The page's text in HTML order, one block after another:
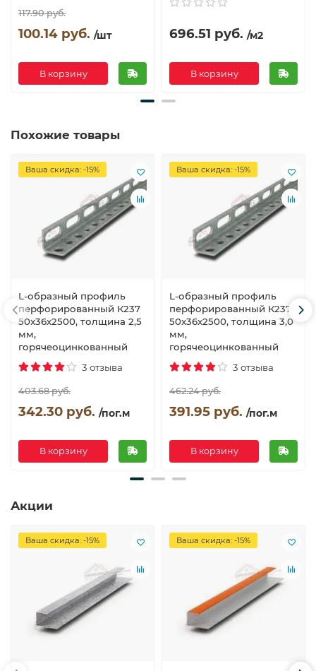
117.90 руб.
100.14 руб. /шт
В корзину
696.51 руб. /м2
В корзину
Похожие товары
Ваша скидка: -15%
L-образный профиль
перфорированный К237
50x36x2500, толщина 2,5
мм,
горячеоцинкованный
3 отзыва
403.68 руб.
342.30 руб. /пог.м
В корзину
Ваша скидка: -15%
L-образный профиль
перфорированный К237
50x36x2500, толщина 3,0
мм,
горячеоцинкованный
3 отзыва
462.24 руб.
391.95 руб. /пог.м
В корзину
Акции
Ваша скидка: -15% Ваша скидка: -15%